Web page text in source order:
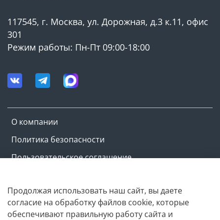
О компании
Политика безопасности
Пользовательское соглашение
117545, г. Москва, ул. Дорожная, д.3 к.11, офис
301
Режим работы: Пн-Пт 09:00-18:00
Copyright © M-ovik.ru. 2022-2026
Продолжая использовать наш сайт, вы даете
согласие на обработку файлов cookie, которые
обеспечивают правильную работу сайта и